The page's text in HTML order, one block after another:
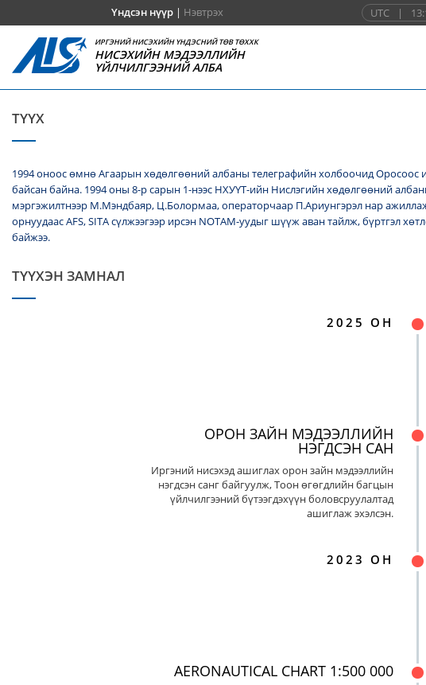
Үндсэн нүүр| Нэвтрэх UTC |
ИРГЭНИЙ НИСЭХИЙН ҮНДЭСНИЙ ТӨВ ТӨХХК
НИСЭХИЙН МЭДЭЭЛЛИЙН
ҮЙЛЧИЛГЭЭНИЙ АЛБА
ТҮҮХ
1994 оноос өмнө Агаарын хөдөлгөөний албаны телеграфийн холбоочид Оросоос
байсан байна. 1994 оны 8-р сарын 1-нээс НХУҮТ-ийн Нислэгийн хөдөлгөөний
мэргэжилтнээр М.Мэндбаяр, Ц.Болормаа, операторчаар П.Ариунгэрэл нар
орнуудаас AFS, SITA сүлжээгээр ирсэн NОТАМ-уудыг шүүж аван тайлж, бүртгэл
байжээ.
ТҮҮХЭН ЗАМНАЛ
2025 ОН
ОРОН ЗАЙН МЭДЭЭЛЛИЙН
НЭГДСЭН САН
Иргэний нисэхэд ашиглах орон зайн мэдээллийн
нэгдсэн санг байгуулж, Тоон өгөгдлийн багцын
үйлчилгээний бүтээгдэхүүн боловсруулалтад
ашиглаж эхэлсэн.
2023 ОН
AERONAUTICAL CHART 1:500 000